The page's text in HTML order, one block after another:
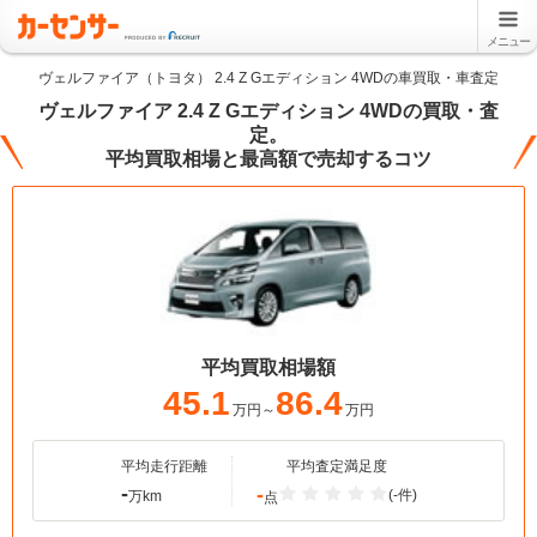
メニュー
ヴェルファイア（トヨタ） 2.4 Z Gエディション 4WDの車買取・車査定
ヴェルファイア 2.4 Z Gエディション 4WDの買取・査
定。
平均買取相場と最高額で売却するコツ
平均買取相場額
45.1 万円～ 86.4万円
平均走行距離
-万km
平均査定満足度
-点 (-件)